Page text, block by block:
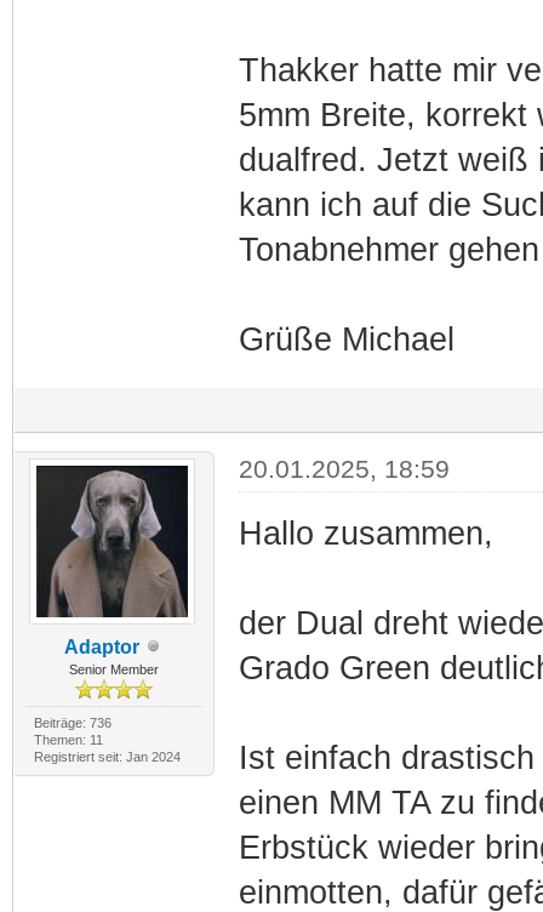
Thakker hatte mir
5mm Breite, korrekt
dualfred. Jetzt weiß
kann ich auf die
Tonabnehmer
Grüße Michael
Adaptor
Senior Member
Beiträge: 736
Themen: 11
Registriert seit: Jan 2024
20.01.2025, 18:59
Hallo zusammen,
der Dual dreht
Grado Green
Ist einfach
einen MM TA zu
Erbstück wieder
einmotten, dafür